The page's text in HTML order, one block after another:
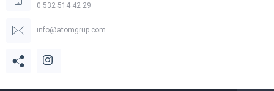
0 532 514 42 29
info@atomgrup.com